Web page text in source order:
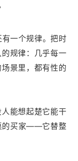
一个规律。把时
规律：几乎每一
景里，都有性的
能想起楚它能干
的买家——它替整